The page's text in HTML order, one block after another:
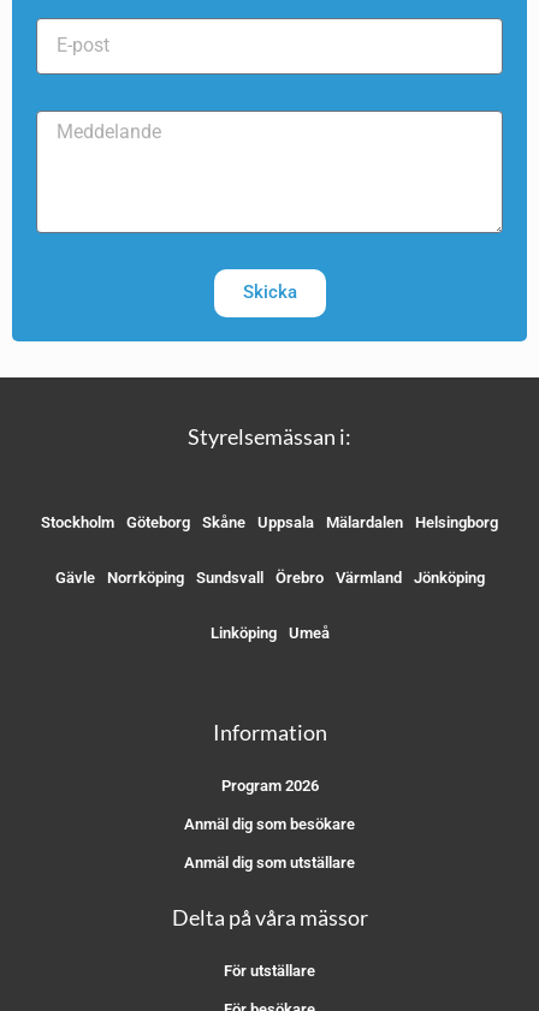
Skicka
Styrelsemässan i:
Stockholm Göteborg Skåne Uppsala Mälardalen Helsingborg
Gävle Norrköping Sundsvall Örebro Värmland Jönköping
Linköping Umeå
Information
Program 2026
Anmäl dig som besökare
Anmäl dig som utställare
Delta på våra mässor
För utställare